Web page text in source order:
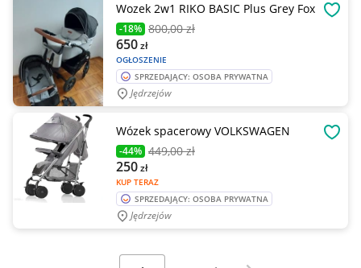
Wozek 2w1 RIKO BASIC Plus Grey Fox
-18% 800,00 zł
OGŁOSZENIE
650zł
SPRZEDAJĄCY: OSOBA PRYWATNA
Jędrzejów
Wózek spacerowy VOLKSWAGEN
-44% 449,00 zł
KUP TERAZ
250zł
SPRZEDAJĄCY: OSOBA PRYWATNA
Jędrzejów
Wybierz stronę: